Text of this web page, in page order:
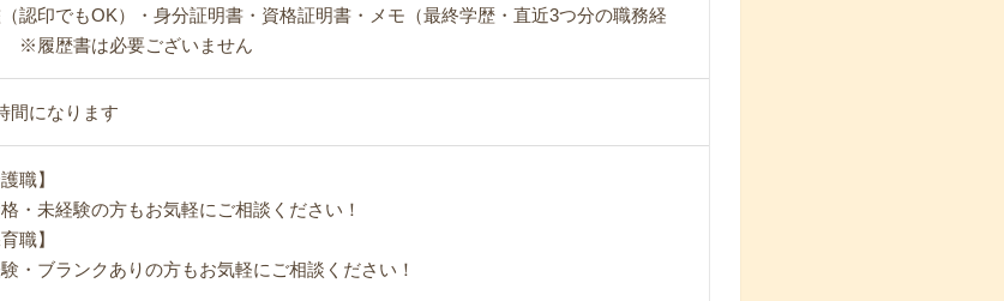
認印でもOK）・身分証明書・資格証明書・メモ（最終学歴・直近3つ分の職務経
※履歴書は必要ございません
間になります
職】
・未経験の方もお気軽にご相談ください！
職】
・ブランクありの方もお気軽にご相談ください！